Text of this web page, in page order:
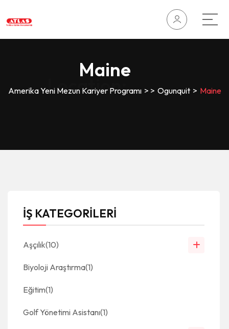
Location:
Maine
Amerika Yeni Mezun Kariyer Programı > > Ogunquit > Maine
İŞ KATEGORİLERİ
Aşçılık(10)
Biyoloji Araştırma(1)
Eğitim(1)
Golf Yönetimi Asistanı(1)